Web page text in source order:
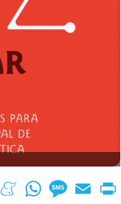
LinkedInMeneameWhatsAppMessage
Email